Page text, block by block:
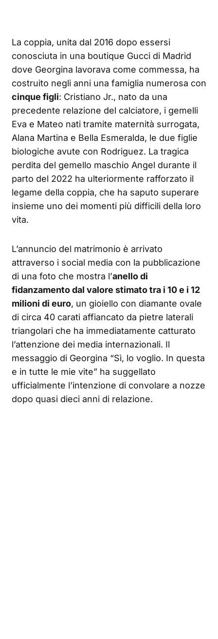
La coppia, unita dal 2016 dopo essersi
conosciuta in una boutique Gucci di Madrid
dove Georgina lavorava come commessa, ha
costruito negli anni una famiglia numerosa con
cinque figli: Cristiano Jr., nato da una
precedente relazione del calciatore, i gemelli
Eva e Mateo nati tramite maternità surrogata,
Alana Martina e Bella Esmeralda, le due figlie
biologiche avute con Rodriguez. La tragica
perdita del gemello maschio Angel durante il
parto del 2022 ha ulteriormente rafforzato il
legame della coppia, che ha saputo superare
insieme uno dei momenti più difficili della loro
vita.
L’annuncio del matrimonio è arrivato
attraverso i social media con la pubblicazione
di una foto che mostra l’anello di
fidanzamento dal valore stimato tra i 10 e i 12
milioni di euro, un gioiello con diamante ovale
di circa 40 carati affiancato da pietre laterali
triangolari che ha immediatamente catturato
l’attenzione dei media internazionali. Il
messaggio di Georgina “Sì, lo voglio. In questa
e in tutte le mie vite” ha suggellato
ufficialmente l’intenzione di convolare a nozze
dopo quasi dieci anni di relazione.